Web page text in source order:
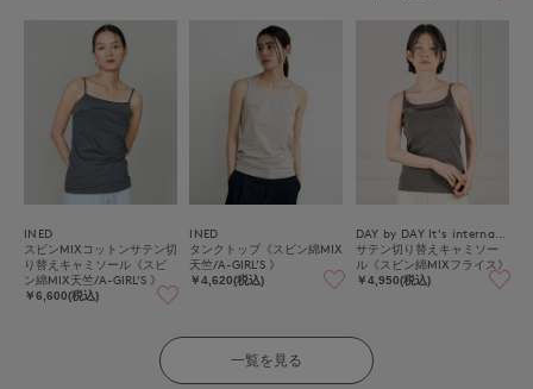
INED
スビンMIXコットンサテン切
り替えキャミソール《スビ
ン綿MIX天竺/A-GIRL’S 》
￥6,600(税込)
INED
タンクトップ《スビン綿MIX
天竺/A-GIRL’S 》
￥4,620(税込)
サテン切り替えキャミソー
ル《スビン綿MIXフライス》
￥4,950(税込)
一覧を見る